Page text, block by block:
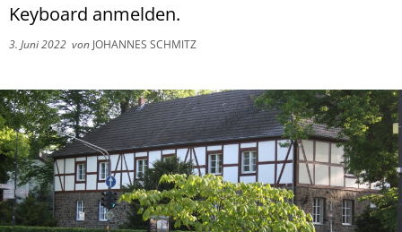
Keyboard anmelden.
3. Juni 2022 von JOHANNES SCHMITZ